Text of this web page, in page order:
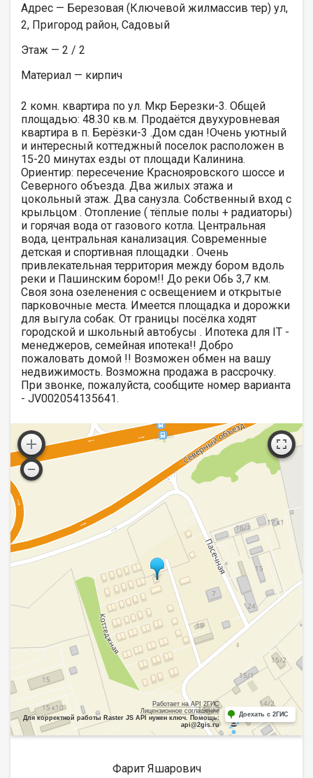
Адрес — Березовая (Ключевой жилмассив тер) ул,
2, Пригород район, Садовый
Этаж — 2 / 2
Материал — кирпич
2 комн. квартира по ул. Мкр Березки-3. Общей
площадью: 48.30 кв.м. Продаётся двухуровневая
квартира в п. Берёзки-3 .Дом сдан !Очень уютный
и интересный коттеджный поселок расположен в
15-20 минутах езды от площади Калинина.
Ориентир: пересечение Краснояровского шоссе и
Северного объезда. Два жилых этажа и
цокольный этаж. Два санузла. Собственный вход с
крыльцом . Отопление ( тёплые полы + радиаторы)
и горячая вода от газового котла. Центральная
вода, центральная канализация. Современные
детская и спортивная площадки . Очень
привлекательная территория между бором вдоль
реки и Пашинским бором!! До реки Обь 3,7 км.
Своя зона озеленения с освещением и открытые
парковочные места. Имеется площадка и дорожки
для выгула собак. От границы посёлка ходят
городской и школьный автобусы . Ипотека для IT -
менеджеров, семейная ипотека!! Добро
пожаловать домой !! Возможен обмен на вашу
недвижимость. Возможна продажа в рассрочку.
При звонке, пожалуйста, сообщите номер варианта
- JV002054135641.
Работает на API 2ГИС
Лицензионное соглашение
Для корректной работы Raster JS API нужен ключ. Помощь:
api@2gis.ru
Доехать с 2ГИС
Фарит Яшарович